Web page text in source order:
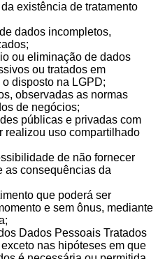
existência de tratamento
dados incompletos,
ou eliminação de dados
ou tratados em
disposto na LGPD;
observadas as normas
de negócios;
públicas e privadas com
realizou uso compartilhado
de não fornecer
as consequências da
que poderá ser
e sem ônus, mediante
Dados Pessoais Tratados
nas hipóteses em que